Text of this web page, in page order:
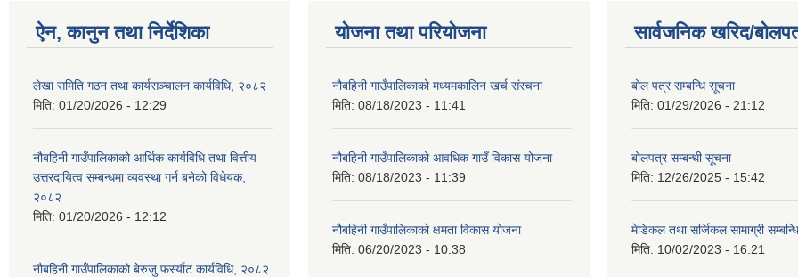
ऐन, कानुन तथा निर्देशिका
लेखा समिति गठन तथा कार्यसञ्चालन कार्यविधि, २०८२
मिति: 01/20/2026 - 12:29
नौबहिनी गाउँपालिकाको आर्थिक कार्यविधि तथा वित्तीय
उत्तरदायित्व सम्बन्धमा व्यवस्था गर्न बनेको विधेयक,
२०८२
मिति: 01/20/2026 - 12:12
नौबहिनी गाउँपालिकाको बेरुजु फर्स्यौट कार्यविधि, २०८२
योजना तथा परियोजना
नौबहिनी गाउँपालिकाको मध्यमकालिन खर्च संरचना
मिति: 08/18/2023 - 11:41
नौबहिनी गाउँपालिकाको आवधिक गाउँ विकास योजना
मिति: 08/18/2023 - 11:39
नौबहिनी गाउँपालिकाको क्षमता विकास योजना
मिति: 06/20/2023 - 10:38
सार्वजनिक खरिद/
बोल पत्र सम्बन्धि सूचना
मिति: 01/29/2026 - 21:12
बोलपत्र सम्बन्धी सूचना
मिति: 12/26/2025 - 15:42
मेडिकल तथा सर्जिकल सामाग्री
मिति: 10/02/2023 - 16:21